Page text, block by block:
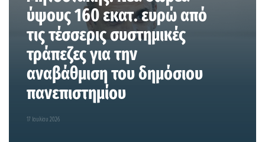
ύψους 160 εκατ. ευρώ από
τις τέσσερις συστημικές
τράπεζες για την
αναβάθμιση του δημόσιου
πανεπιστημίου
17 Ιουλίου 2026